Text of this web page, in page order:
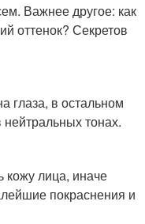
Важнее другое: как
оттенок? Секретов
глаза, в остальном
тонах.
кожу лица, иначе
покраснения и